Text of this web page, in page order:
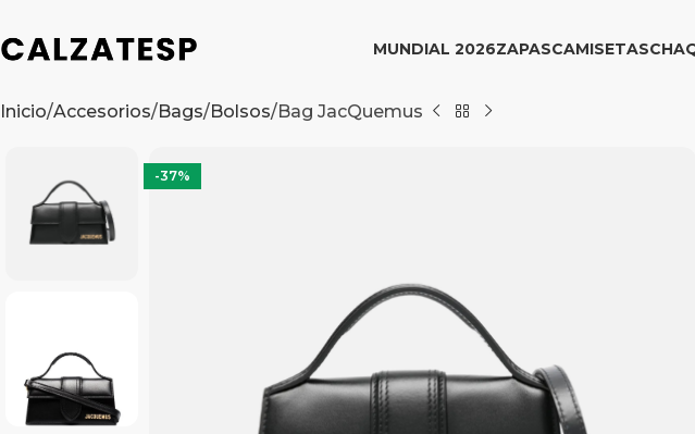
MUNDIAL 2026ZAPASCAMISETAS
Inicio Accesorios Bags Bolsos Bag JacQuemus
-37%